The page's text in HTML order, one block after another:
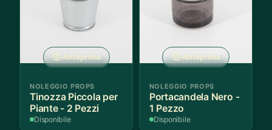
Anteprima
NOLEGGIO PROPS
Tinozza Piccola per
Piante - 2 Pezzi
Disponibile
Anteprima
NOLEGGIO PROPS
Portacandela Nero -
1 Pezzo
Disponibile